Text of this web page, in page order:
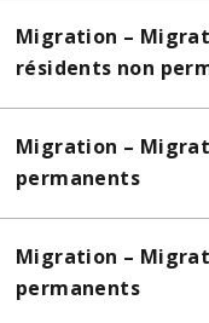
Migration –
résidents non
Migration –
permanents
Migration –
permanents